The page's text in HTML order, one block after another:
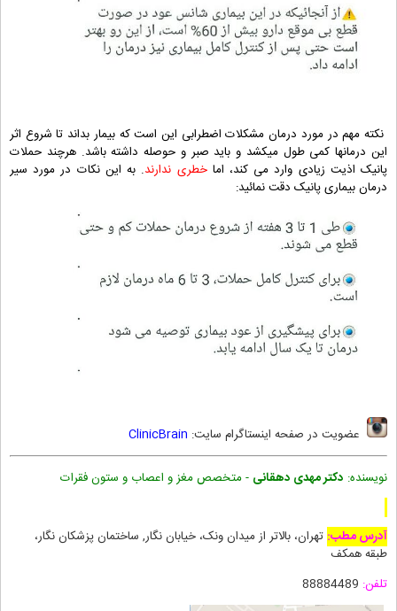
نکته مهم در مورد درمان مشکلات اضطرابی این است که بیمار بداند تا شروع اثر
این درمانها کمی طول میکشد و باید صبر و حوصله داشته باشد. هرچند حملات
پانیک اذیت زیادی وارد می کند، اماخطری ندارند. به این نکات در مورد سیر
درمان بیماری پانیک دقت نمائید:
عضویت در صفحه اینستاگرام سایت: ClinicBrain
نویسنده: دکتر مهدی دهقانی - متخصص مغز و اعصاب و ستون فقرات
آدرس مطب: تهران، بالاتر از میدان ونک، خیابان نگار, ساختمان پزشکان نگار،
طبقه همکف
تلفن: